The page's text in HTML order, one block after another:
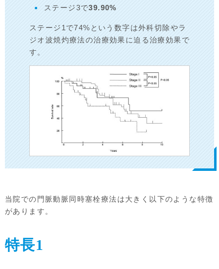
ステージ3で39.90%
ステージ1で74%という数字は外科切除やラ
ジオ波焼灼療法の治療効果に迫る治療効果で
す。
当院での門脈動脈同時塞栓療法は大きく以下のような特徴
があります。
特長1